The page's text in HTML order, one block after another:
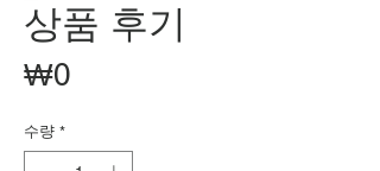
상품 후기
₩0가
수량 *